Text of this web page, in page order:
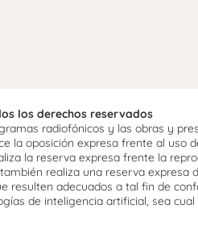
los derechos reservados
radiofónicos y las obras y
la oposición expresa frente al
la reserva expresa frente la
realiza una reserva
adecuados a tal fin de
de inteligencia artificial, sea